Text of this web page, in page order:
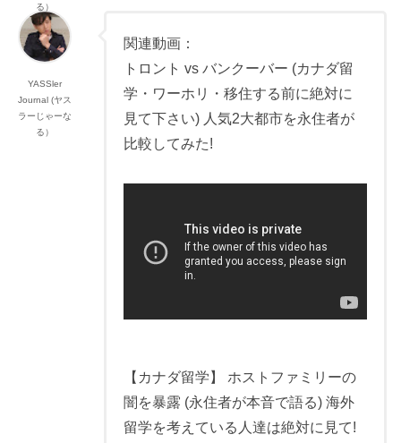
る）
YASSler
Journal (ヤス
ラーじゃーな
る）
関連動画：
トロント vs バンクーバー (カナダ留
学・ワーホリ・移住する前に絶対に
見て下さい) 人気2大都市を永住者が
比較してみた!
【カナダ留学】 ホストファミリーの
闇を暴露 (永住者が本音で語る) 海外
留学を考えている人達は絶対に見て!